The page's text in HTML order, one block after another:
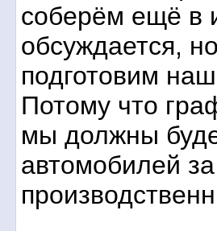
соберём ещё в
обсуждается,
подготовим
Потому что
мы должны
автомобилей